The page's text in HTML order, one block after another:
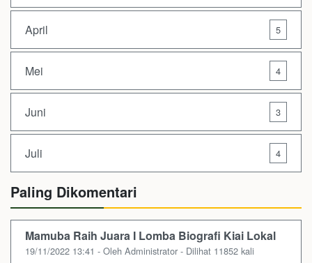
April 5
Mei 4
Juni 3
Juli 4
Paling Dikomentari
Mamuba Raih Juara I Lomba Biografi Kiai Lokal
19/11/2022 13:41 - Oleh Administrator - Dilihat 11852 kali